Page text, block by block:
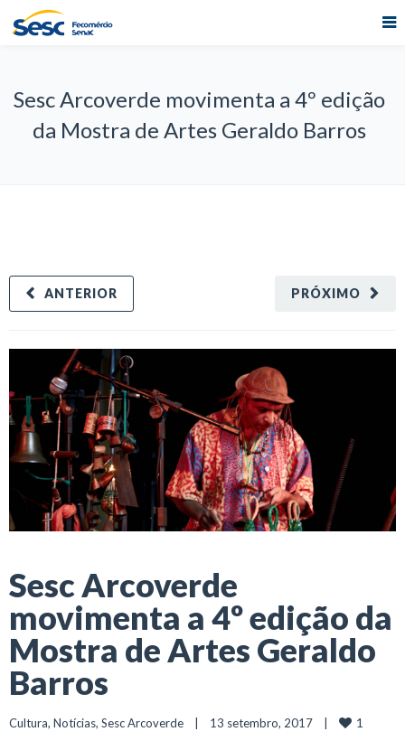
Sesc Arcoverde movimenta a 4º edição
da Mostra de Artes Geraldo Barros
PRÓXIMO
ANTERIOR
Sesc Arcoverde
movimenta a 4º edição da
Mostra de Artes Geraldo
Barros
Cultura, Notícias, Sesc Arcoverde
    |    13 setembro, 2017    |
1